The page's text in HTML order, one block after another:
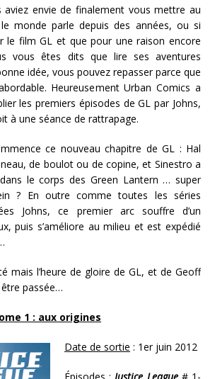
aviez envie de finalement vous mettre au
monde parle depuis des années, ou si
le film GL et que pour une raison encore
vous êtes dits que lire ses aventures
idée, vous pouvez repasser parce que
Heureusement Urban Comics a
les premiers épisodes de GL par Johns,
à une séance de rattrapage.
ce nouveau chapitre de GL : Hal
de boulot ou de copine, et Sinestro a
le corps des Green Lantern … super
? En outre comme toutes les séries
Johns, ce premier arc souffre d’un
puis s’améliore au milieu et est expédié
mais l’heure de gloire de GL, et de Geoff
passée…
1 : aux origines
Date de sortie : 1er juin 2012